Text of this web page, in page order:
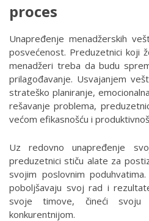
proces
Unapređenje menadžerskih
posvećenost. Preduzetnici koji
menadžeri treba da budu
prilagođavanje. Usvajanjem
strateško planiranje,
rešavanje problema,
većom efikasnošću i
Uz redovno unapređenje
preduzetnici stiču alate za
svojim poslovnim
poboljšavaju svoj rad i
svoje timove, čineći svoju
konkurentnijom.